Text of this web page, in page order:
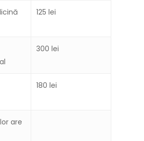
125 lei
300 lei
180 lei
are